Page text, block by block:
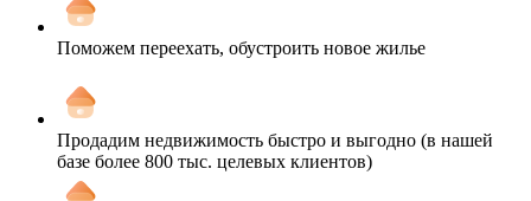
Поможем переехать, обустроить новое жилье
Продадим недвижимость быстро и выгодно (в нашей
базе более 800 тыс. целевых клиентов)